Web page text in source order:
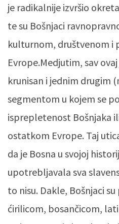
je radikalnije izvršio
te su Bošnjaci
kulturnom, društvenom i
Evrope.Medjutim, sav
krunisan i jednim drugim
segmentom u kojem se
isprepletenost Bošnjaka
ostatkom Evrope. Taj
da je Bosna u svojoj
upotrebljavala sva
to nisu. Dakle, Bošnjaci
ćirilicom, bosančicom,